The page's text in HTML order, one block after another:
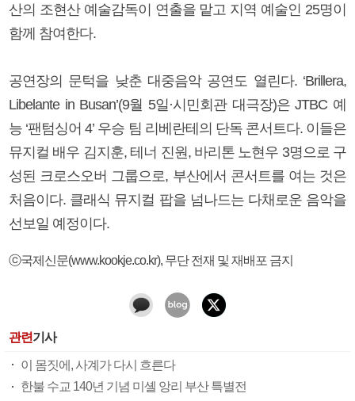
산의 조현산 예술감독이 연출을 맡고 지역 예술인 25명이
함께 참여한다.
공연장의 문턱을 낮춘 대중음악 공연도 열린다. ‘Brillera,
Libelante in Busan’(9월 5일·시민회관 대극장)은 JTBC 예
능 ‘팬텀싱어 4’ 우승 팀 리베란테의 단독 콘서트다. 이들은
뮤지컬 배우 김지훈, 테너 진원, 바리톤 노현우 3명으로 구
성된 크로스오버 그룹으로, 부산에서 콘서트를 여는 것은
처음이다. 클래식 뮤지컬 팝을 넘나드는 다채로운 음악을
선보일 예정이다.
ⓒ국제신문(www.kookje.co.kr), 무단 전재 및 재배포 금지
관련기사
이 몸짓에, 사계가 다시 흐른다
한불 수교 140년 기념 미셸 앙리 부산 특별전